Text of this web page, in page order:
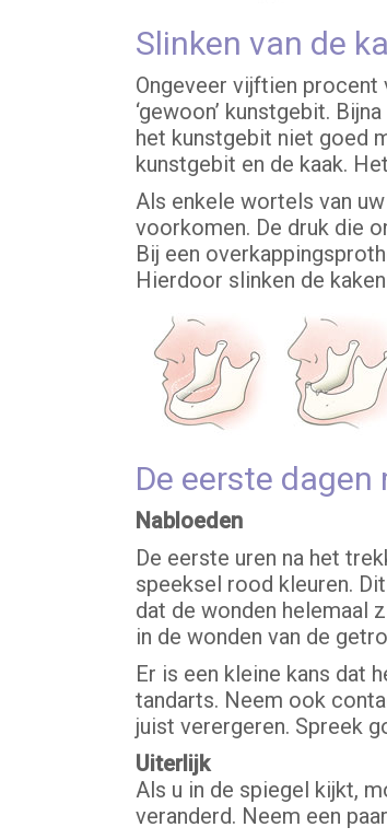
Slinken van de
Ongeveer vijftien procent
‘gewoon’ kunstgebit.
het kunstgebit niet goed
kunstgebit en de kaak.
Als enkele wortels van
voorkomen. De druk die
Bij een
Hierdoor slinken de
De eerste
Nabloeden
De eerste uren na het
speeksel rood kleuren.
dat de wonden helemaal
in de wonden van de
Er is een kleine kans dat
tandarts. Neem ook
juist verergeren. Spreek
Uiterlijk
Als u in de spiegel kijkt,
veranderd. Neem een